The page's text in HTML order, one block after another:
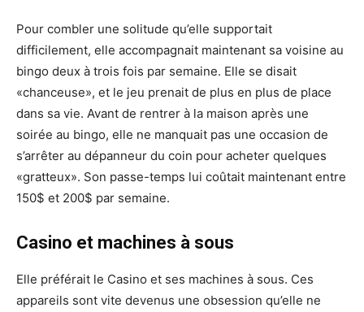
Pour combler une solitude qu’elle supportait
difficilement, elle accompagnait maintenant sa voisine au
bingo deux à trois fois par semaine. Elle se disait
«chanceuse», et le jeu prenait de plus en plus de place
dans sa vie. Avant de rentrer à la maison après une
soirée au bingo, elle ne manquait pas une occasion de
s’arrêter au dépanneur du coin pour acheter quelques
«gratteux». Son passe-temps lui coûtait maintenant entre
150$ et 200$ par semaine.
Casino et machines à sous
Elle préférait le Casino et ses machines à sous. Ces
appareils sont vite devenus une obsession qu’elle ne